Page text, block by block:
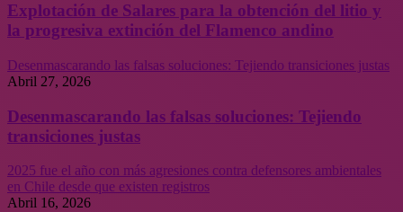
Explotación de Salares para la obtención del litio y
la progresiva extinción del Flamenco andino
Desenmascarando las falsas soluciones: Tejiendo transiciones justas
Abril 27, 2026
Desenmascarando las falsas soluciones: Tejiendo
transiciones justas
2025 fue el año con más agresiones contra defensores ambientales
en Chile desde que existen registros
Abril 16, 2026